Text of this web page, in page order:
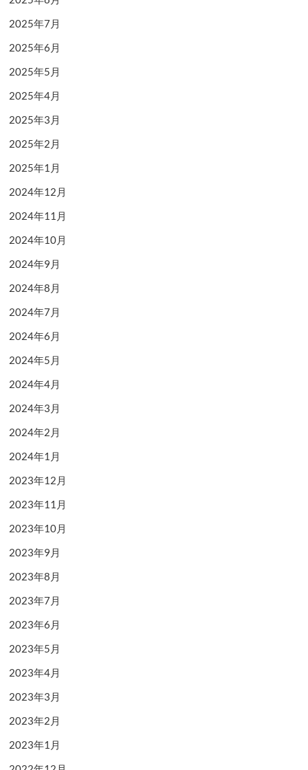
2025年7月
2025年6月
2025年5月
2025年4月
2025年3月
2025年2月
2025年1月
2024年12月
2024年11月
2024年10月
2024年9月
2024年8月
2024年7月
2024年6月
2024年5月
2024年4月
2024年3月
2024年2月
2024年1月
2023年12月
2023年11月
2023年10月
2023年9月
2023年8月
2023年7月
2023年6月
2023年5月
2023年4月
2023年3月
2023年2月
2023年1月